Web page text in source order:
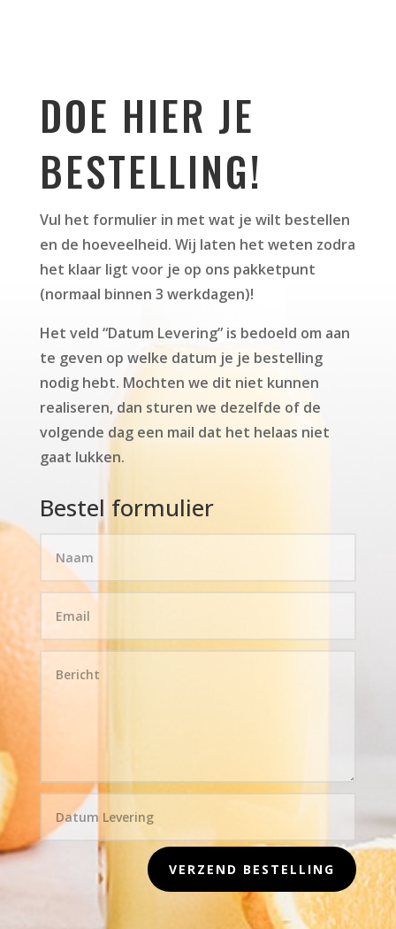
DOE HIER JE
BESTELLING!
Vul het formulier in met wat je wilt bestellen
en de hoeveelheid. Wij laten het weten zodra
het klaar ligt voor je op ons pakketpunt
(normaal binnen 3 werkdagen)!
Het veld “Datum Levering” is bedoeld om aan
te geven op welke datum je je bestelling
nodig hebt. Mochten we dit niet kunnen
realiseren, dan sturen we dezelfde of de
volgende dag een mail dat het helaas niet
gaat lukken.
Bestel formulier
VERZEND BESTELLING